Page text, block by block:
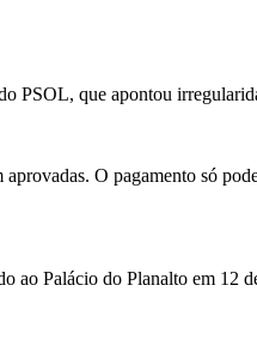
PSOL, que apontou
O pagamento só
ao Palácio do Planalto em 12